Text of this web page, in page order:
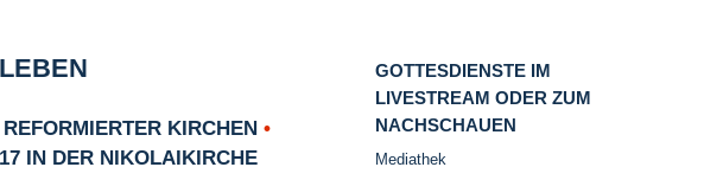
KIRCHEN •
IN DER NIKOLAIKIRCHE
GOTTESDIENSTE IM
LIVESTREAM ODER ZUM
NACHSCHAUEN
Mediathek